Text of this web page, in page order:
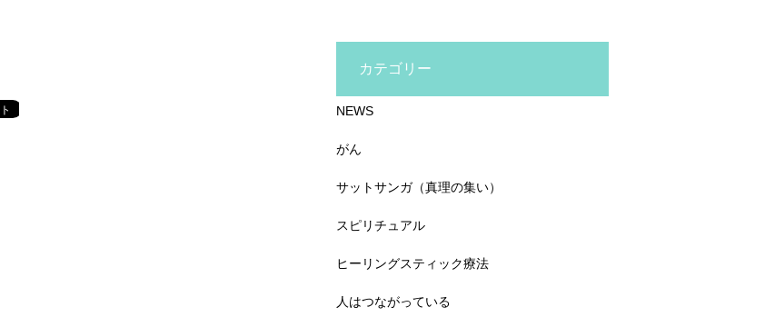
カテゴリー
NEWS
がん
サットサンガ（真理の集い）
スピリチュアル
ヒーリングスティック療法
人はつながっている